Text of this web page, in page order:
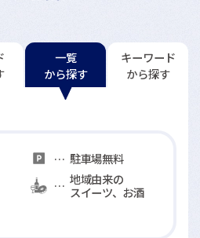
一覧
から探す
キーワード
から探す
駐車場無料
地域由来の
スイーツ、お酒